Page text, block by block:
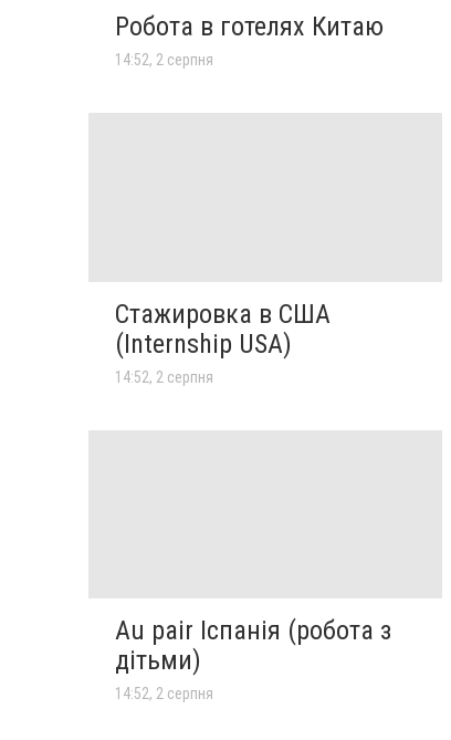
Робота в готелях Китаю
14:52, 2 серпня
Стажировка в США
(Internship USA)
14:52, 2 серпня
Au pair Іспанія (робота з
дітьми)
14:52, 2 серпня